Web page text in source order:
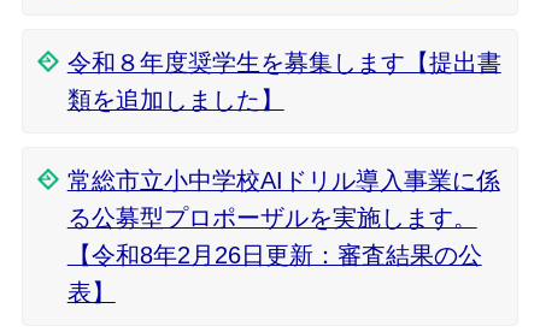
令和８年度奨学生を募集します【提出書
類を追加しました】
常総市立小中学校AIドリル導入事業に係
る公募型プロポーザルを実施します。
【令和8年2月26日更新：審査結果の公
表】